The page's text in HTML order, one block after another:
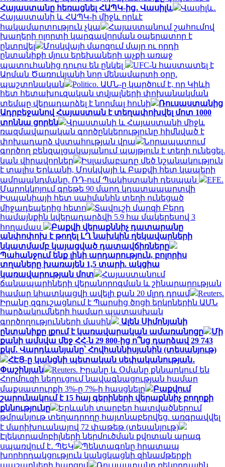
Հայաստանը հեռացնել ՀԱՊԿ-ից․ Վասիլև
Վասիլև․
Հայաստանի և ՀԱՊԿ-ի միջև որևէ
հակամարտություն չկա
Հայաստանում շահումով
խաղերի ոլորտի կարգավորման օպերատոր է
ընտրվել
Մոսկվայի մարզում մայր ու որդի
ընտանիքի մյուս երեխաների աչքի առաջ
պատուհանից դուրս են ընկել
UFC-ն հաստատել է
Արման Ծառուկյանի նոր մենամարտի օրը.
պաշտոնական
Politico. ԱՄՆ-ը կարծում է, որ Կիևի
հետ հետախուզական տվյալների փոխանակման
տեմպը վերադարձել է նորմալ հունի
Ռուսաստանից
Ադրբեջանով Հայաստան է տեղափոխվել մոտ 1000
տոննա ցորեն
Վրաստանի և Հայաստանի միջև
ռազմավարական գործընկերությունը հիմնված է
փոխադարձ վստահության վրա
Նորապատում
գործող բենզալցակայանում պայթյուն է տեղի ունեցել.
կան վիրավորներ
Իսլամաբադը մեծ նշանակություն
է տալիս Երևանի, Մոսկվայի և Բաքվի հետ կապերի
ամրապնդմանը. ՌԴ-ում Պակիստանի դեսպան
EFE.
Մարոկկոյում գրեթե 90 մարդ կդատապարտվի
Իսպանիայի հետ սահմանին տեղի ունեցած
միջադեպերից հետո
Տավուշի մարզի Բերդ
համայնքին կվերադարձվի 5.9 հա մակերեսով 3
հողամաս
Բաքվի վերաքննիչ դատարանը
անփոփոխ է թողել ԼՂ նախկին ղեկավարների
նկատմամբ կայացված դատավճիռները
Պահանջում ենք լինի արդարություն, բոլորիս
տղաները խառայեն 1,5 տարի. ակցիա
կառավարության մոտ
Հայաստանում
ճանապարհների վերանորոգման և շինարարության
համար կհատկացվի ավելի քան 20 մլրդ դրամ
Reuters.
Իրանը զգուշացնում է Պարսից ծոցի երկրներին ԱՄՆ
հարձակումների համար պատասխան
գործողությունների մասին
Ալեն Սիմոնյանի
ընտանիքը լքում է կառավարական ամառանոցը
Մի
քանի ամսվա մեջ ՀՀ-ն 29 800-ից ո՞նց դարձավ 29 743
քկմ․ Վարդևանյանը՝ Հովհաննիսյանին (տեսանյութ)
ՀԷՑ-ը կանցնի պետական սեփականության․
Փաշինյան
Reuters. Իրանը և Օմանը քննարկում են
Հորմուզի նեղուցում նավագնացության համար
մաքսատուրքի 3%-ը 7%-ի հասցնելը
Բաքվում
շարունակում է 15 հայ գերիների վերաքննիչ բողոքի
քննությունը
Երևանի տարբեր հատվածներում
թմրանյութ տեղադրողը հայտնաբերվեց. առգրավվել
է մարիխուանայով 72 փաթեթ (տեսանյութ)
Էլեկտրամոբիլների ներմուծման քվոտան արագ
սպառվում է․ ՊԵԿ
Պենտագոնը հրատապ
խորհրդակցություն կանցկացնի զինամթերքի
պաշարների հարցով
Ռուսաստանը ռեկորդային